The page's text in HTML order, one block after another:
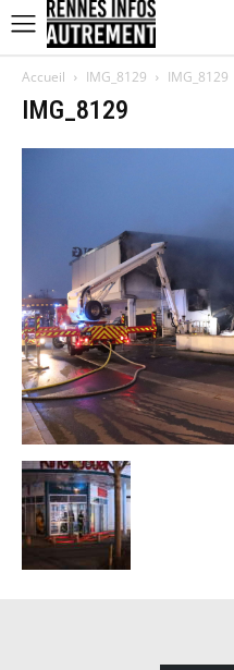
Accueil IMG_8129 IMG_8129
IMG_8129